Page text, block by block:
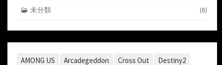
未分類 (8)
AMONG US Arcadegeddon Cross Out
Destiny2